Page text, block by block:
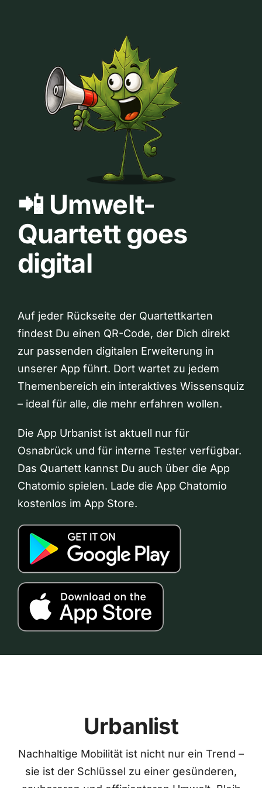
📲 Umwelt-
Quartett goes
digital
Auf jeder Rückseite der Quartettkarten
findest Du einen QR-Code, der Dich direkt
zur passenden digitalen Erweiterung in
unserer App führt. Dort wartet zu jedem
Themenbereich ein interaktives Wissensquiz
– ideal für alle, die mehr erfahren wollen.
Die App Urbanist ist aktuell nur für
Osnabrück und für interne Tester verfügbar.
Das Quartett kannst Du auch über die App
Chatomio spielen. Lade die App Chatomio
kostenlos im App Store.
Urbanlist
Nachhaltige Mobilität ist nicht nur ein Trend –
sie ist der Schlüssel zu einer gesünderen,